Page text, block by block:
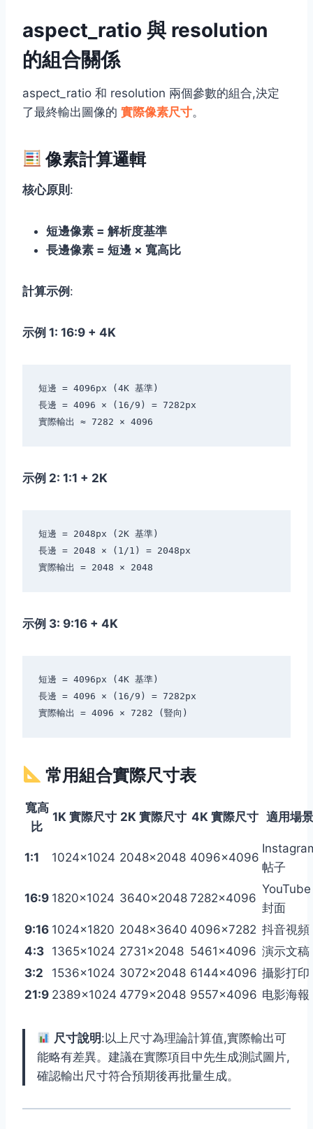
aspect_ratio 與 resolution
的組合關係
aspect_ratio 和 resolution 兩個參數的組合,決定
了最終輸出圖像的 實際像素尺寸。
像素計算邏輯
核心原則 :
短邊像素 = 解析度基準
長邊像素 = 短邊 × 寬高比
計算示例 :
示例 1: 16:9 + 4K
短邊 = 4096px (4K 基準)
長邊 = 4096 × (16/9) = 7282px
示例 2: 1:1 + 2K
短邊 = 2048px (2K 基準)
長邊 = 2048 × (1/1) = 2048px
示例 3: 9:16 + 4K
短邊 = 4096px (4K 基準)
長邊 = 4096 × (16/9) = 7282px
常用組合實際尺寸表
寬高
比
1K 實際尺寸 2K 實際尺寸 4K 實際尺寸 適用場景
1:1 1024×1024 2048×2048 4096×4096
帖子
16:9 1820×1024 3640×2048 7282×4096
YouTube
封面
9:16 1024×1820 2048×3640 4096×7282 抖音視頻
4:3 1365×1024 2731×2048 5461×4096 演示文稿
3:2
1536×1024 3072×2048 6144×4096 攝影打印
21:9 2389×1024 4779×2048 9557×4096 电影海報
尺寸說明:以上尺寸為理論計算值,實際輸出可
能略有差異。建議在實際項目中先生成測試圖片,
確認輸出尺寸符合預期後再批量生成。